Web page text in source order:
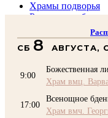
Храмы подворья
Расписание
Воскресная школа
КОНТАКТЫ
Помочь Подворью
СБ 8 АВГУСТА,
9:00
Божественная
Храм вмц.
17:00
Всенощное
Храм вмч.